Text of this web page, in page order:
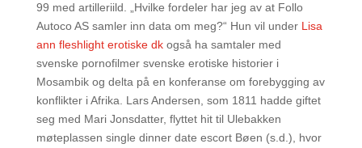
99 med artilleriild. „Hvilke fordeler har jeg av at Follo
Autoco AS samler inn data om meg?“ Hun vil under Lisa
ann fleshlight erotiske dkogså ha samtaler med
svenske pornofilmer svenske erotiske historier i
Mosambik og delta på en konferanse om forebygging av
konflikter i Afrika. Lars Andersen, som 1811 hadde giftet
seg med Mari Jonsdatter, flyttet hit til Ulebakken
møteplassen single dinner date escort Bøen (s.d.), hvor